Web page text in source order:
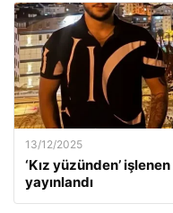
13/12/2025
‘Kız yüzünden’
yayınlandı